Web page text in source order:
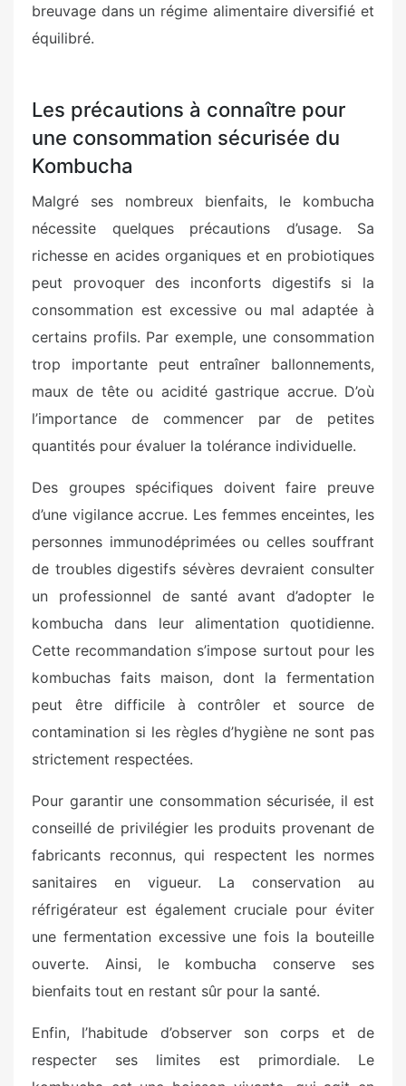
breuvage dans un régime alimentaire diversifié et
équilibré.
Les précautions à connaître pour
une consommation sécurisée du
Kombucha
Malgré ses nombreux bienfaits, le kombucha
nécessite quelques précautions d’usage. Sa
richesse en acides organiques et en probiotiques
peut provoquer des inconforts digestifs si la
consommation est excessive ou mal adaptée à
certains profils. Par exemple, une consommation
trop importante peut entraîner ballonnements,
maux de tête ou acidité gastrique accrue. D’où
l’importance de commencer par de petites
quantités pour évaluer la tolérance individuelle.
Des groupes spécifiques doivent faire preuve
d’une vigilance accrue. Les femmes enceintes, les
personnes immunodéprimées ou celles souffrant
de troubles digestifs sévères devraient consulter
un professionnel de santé avant d’adopter le
kombucha dans leur alimentation quotidienne.
Cette recommandation s’impose surtout pour les
kombuchas faits maison, dont la fermentation
peut être difficile à contrôler et source de
contamination si les règles d’hygiène ne sont pas
strictement respectées.
Pour garantir une consommation sécurisée, il est
conseillé de privilégier les produits provenant de
fabricants reconnus, qui respectent les normes
sanitaires en vigueur. La conservation au
réfrigérateur est également cruciale pour éviter
une fermentation excessive une fois la bouteille
ouverte. Ainsi, le kombucha conserve ses
bienfaits tout en restant sûr pour la santé.
Enfin, l’habitude d’observer son corps et de
respecter ses limites est primordiale. Le